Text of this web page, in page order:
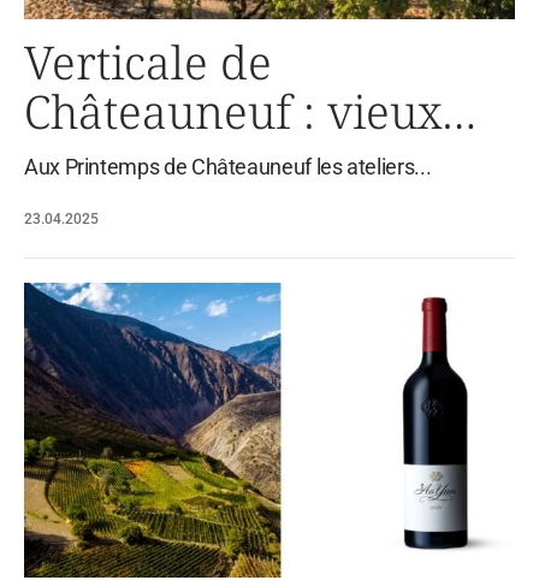
23.04.2025
Verticale de
Châteauneuf : vieux
mais fringants
Aux Printemps de Châteauneuf les ateliers...